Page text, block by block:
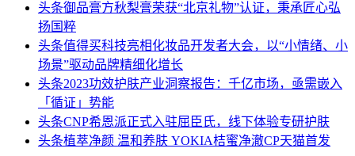
头条御品膏方秋梨膏荣获“北京礼物”认证，秉承匠心弘
扬国粹
头条值得买科技亮相化妆品开发者大会，以“小情绪、小
场景”驱动品牌精细化增长
头条2023功效护肤产业洞察报告：千亿市场，亟需嵌入
「循证」势能
头条CNP希恩派正式入驻屈臣氏，线下体验专研护肤
头条植萃净颜 温和养肤 YOKIA桔蜜净澈CP天猫首发